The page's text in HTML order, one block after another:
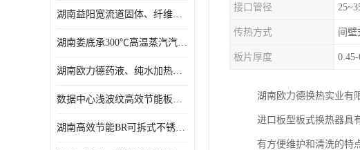
水处理设备
湖南益阳宽流道固体、纤维、浆状物质加热冷却冷凝蒸发板式换热器
湖南娄底承300℃高温蒸汽汽水二级换热器
湖南欧力德药液、纯水加热、冷却、蒸发及杀菌用卫生级板式换热器
数据中心浅波纹高效节能板式换热器
湖南高效节能BR可拆式不锈钢板式换热器厂家定制
接口管径
传热方式 间壁
板片厚度
湖南欧力德换热实业有
进口板型板式换热器具
有方便维护和清洗的特